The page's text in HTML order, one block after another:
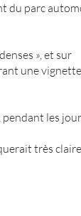
du parc
», et sur
une
pendant les
très